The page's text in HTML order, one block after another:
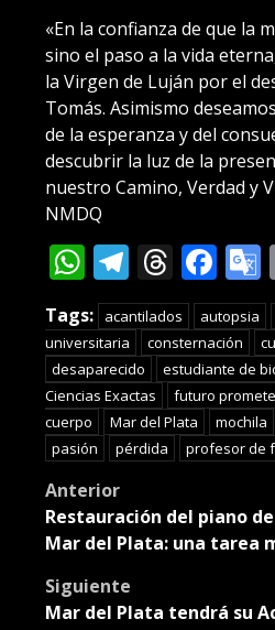
«En la confianza de que la
sino el paso a la vida
la Virgen de Luján por el
Tomás. Asimismo
de la esperanza y del
descubrir la luz de la
nuestro Camino, Verdad y
NMDQ
WhatsApp
Tags: acantilados autopsia
universitaria
consternación
desaparecido
estudiante de
Ciencias Exactas
futuro
cuerpo
Mar del Plata mochila
pasión
pérdida profesor de
Post
navigation
Anterior
Restauración del piano
Mar del Plata: una tarea
Siguiente
Mar del Plata tendrá su